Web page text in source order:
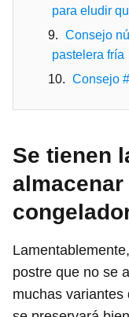
para eludir
Consejo
pastelera fría
Consejo
Se tienen
postre que no se
muchas